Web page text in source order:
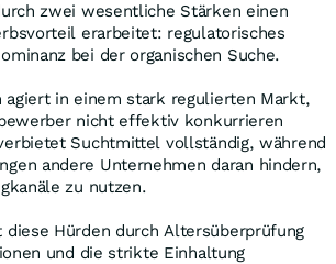
zwei wesentliche Stärken einen
erarbeitet: regulatorisches
bei der organischen Suche.
agiert in einem stark regulierten Markt,
nicht effektiv konkurrieren
Suchtmittel vollständig, während
andere Unternehmen daran hindern,
zu nutzen.
diese Hürden durch Altersüberprüfung
und die strikte Einhaltung